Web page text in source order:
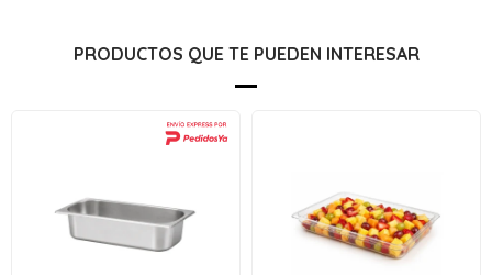
PRODUCTOS QUE TE PUEDEN INTERESAR